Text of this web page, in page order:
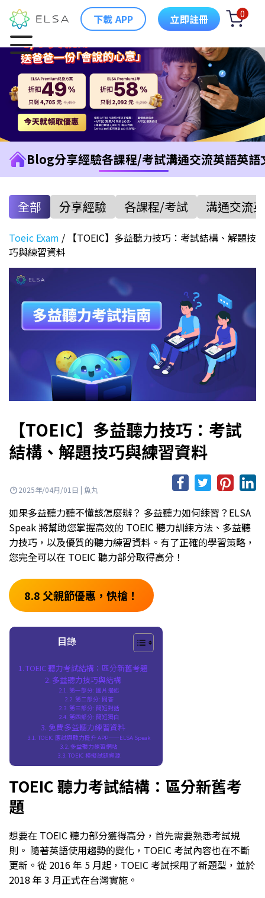
下載 APP 立即註冊 0
Blog分享經驗各課程/考試溝通交流英語英語
全部 分享經驗 各課程/考試 溝通交流
Toeic Exam / 【TOEIC】多益聽力技巧：考試結構、解題技
巧與練習資料
【TOEIC】多益聽力技巧：考試
結構、解題技巧與練習資料
2025年/04月/01日 | 魚丸
如果多益聽力聽不懂該怎麼辦？ 多益聽力如何練習？ELSA
Speak 將幫助您掌握高效的 TOEIC 聽力訓練方法、多益聽
力技巧，以及優質的聽力練習資料。有了正確的學習策略，
您完全可以在 TOEIC 聽力部分取得高分！
8.8 父親節優惠，快槍！
目錄
TOEIC 聽力考試結構：區分新舊考題
多益聽力技巧與結構
第一部分: 圖片描述
第二部分: 問答
第三部分: 簡短對話
第四部分: 簡短獨白
免費多益聽力練習資料
TOEIC 應試與聽力提升 APP——ELSA Speak
多益聽力練習網站
TOEIC 模擬試題資源
TOEIC 聽力考試結構：區分新舊考
題
想要在 TOEIC 聽力部分獲得高分，首先需要熟悉考試規
則。 隨著英語使用趨勢的變化，TOEIC 考試內容也在不斷
更新。從 2016 年 5 月起，TOEIC 考試採用了新題型，並於
2018 年 3 月正式在台灣實施。